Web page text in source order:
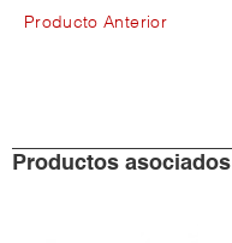
Producto Anterior
Productos asociados